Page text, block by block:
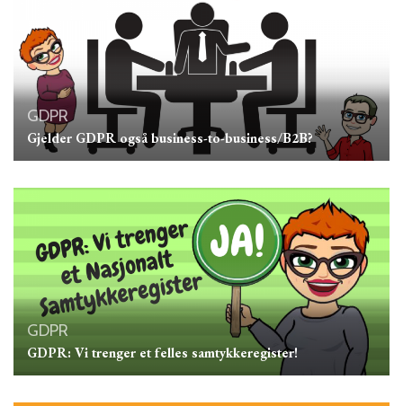
GDPR
Gjelder GDPR også business-to-business/B2B?
GDPR
GDPR: Vi trenger et felles samtykkeregister!